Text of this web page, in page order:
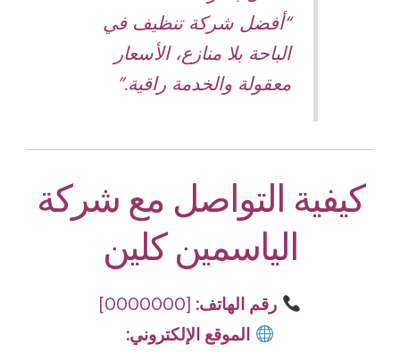
“أفضل شركة تنظيف في
الباحة بلا منازع، الأسعار
معقولة والخدمة راقية.”
كيفية التواصل مع شركة
الياسمين كلين
رقم الهاتف: [0000000]
الموقع الإلكتروني: